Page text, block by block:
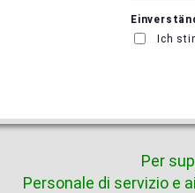
Per
Personale di servizio e